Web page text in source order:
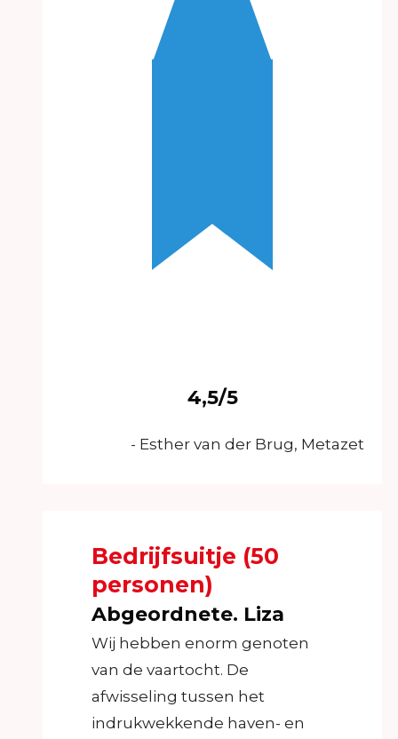
4,5/5
- Esther van der Brug, Metazet
Bedrijfsuitje (50
personen)
Abgeordnete. Liza
Wij hebben enorm genoten
van de vaartocht. De
afwisseling tussen het
indrukwekkende haven- en